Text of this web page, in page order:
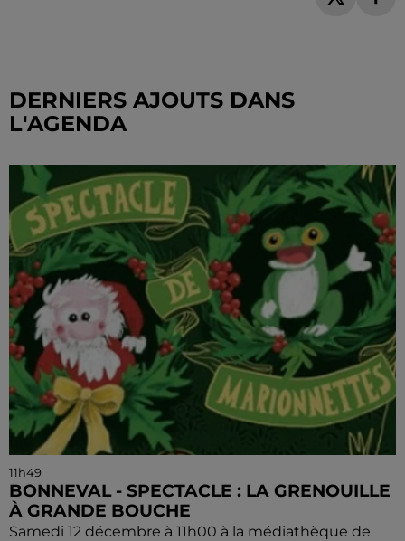
DERNIERS AJOUTS DANS
L'AGENDA
11h49
BONNEVAL - SPECTACLE : LA GRENOUILLE
À GRANDE BOUCHE
Samedi 12 décembre à 11h00 à la médiathèque de